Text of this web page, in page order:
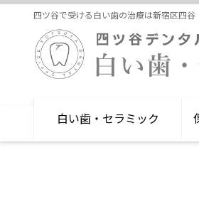
コ
ナ
移
四ツ谷で受ける白い歯の治療は新宿区四
白い歯・セラミック